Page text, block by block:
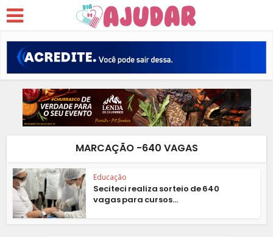
MARCAÇÃO -640 VAGAS
Educação
Seciteci realiza sorteio de 640
vagas para cursos...